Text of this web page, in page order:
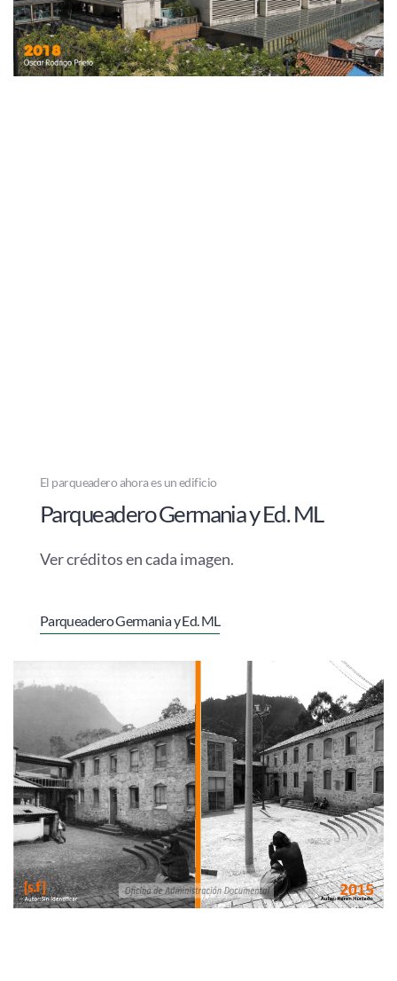
El parqueadero ahora es un edificio
Parqueadero Germania y Ed. ML
Ver créditos en cada imagen.
Parqueadero Germania y Ed. ML